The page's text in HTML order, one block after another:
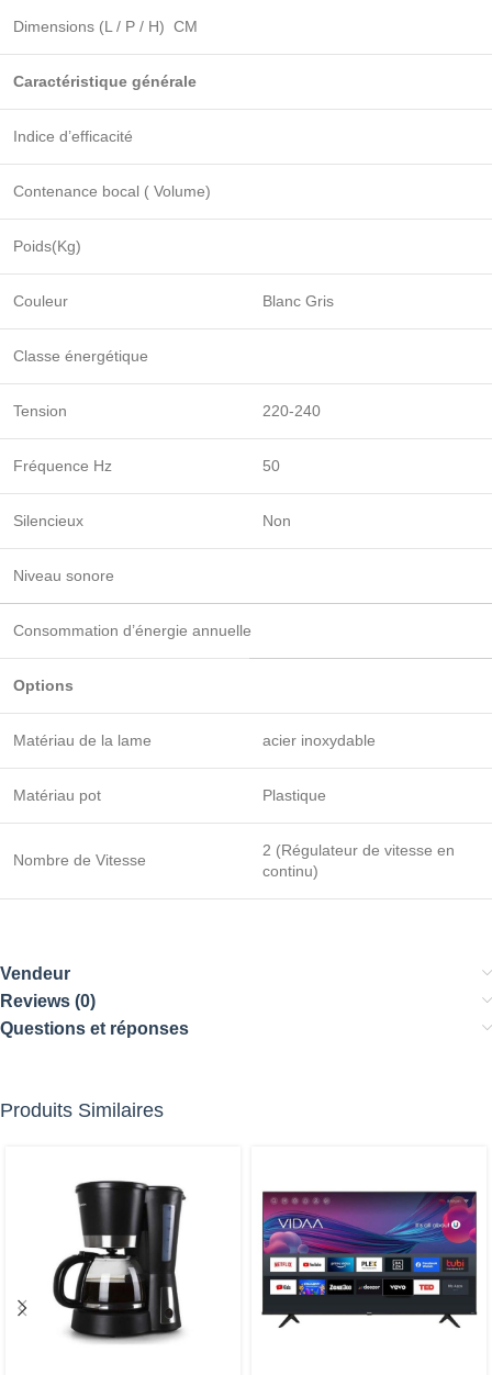
Dimensions (L / P / H) CM
Caractéristique générale
Indice d’efficacité
Contenance bocal ( Volume)
Poids(Kg)
Couleur Blanc Gris
Classe énergétique
Tension 220-240
Fréquence Hz 50
Silencieux Non
Niveau sonore
Consommation d’énergie annuelle
Options
Matériau de la lame acier inoxydable
Matériau pot Plastique
Nombre de Vitesse
2 (Régulateur de vitesse en
continu)
Vendeur
Reviews (0)
Questions et réponses
Produits Similaires